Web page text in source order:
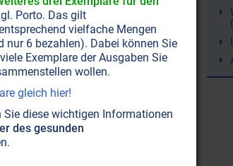
riesiger Sprung für die
Amerikaner
unbekannten Planeten zu
NICHT ONLINE VERFÜGBAR AUSGABE BESTELLEN
• MANIPULATION
POLITICAL CORRECTNESS
Porto. Das gilt
vielfache Mengen
nur 6 bezahlen). Dabei können Sie
Exemplare der Ausgaben Sie
wollen.
gleich hier!
Sie diese wichtigen Informationen
des gesunden